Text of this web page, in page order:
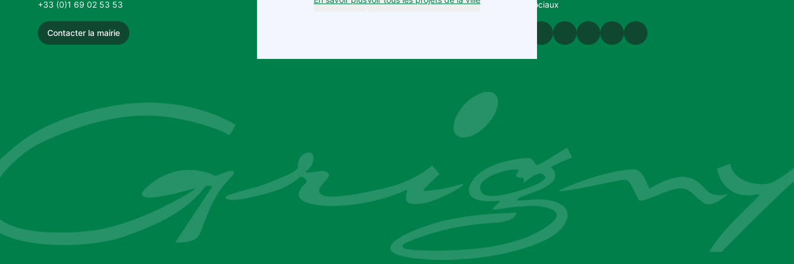
+33 (0)1 69 02 53 53
Contacter la mairie
par sms ou par mail
sociaux